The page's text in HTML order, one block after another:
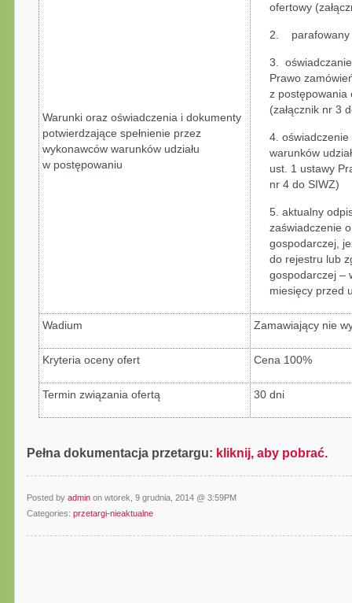
Warunki oraz oświadczenia i dokumenty
potwierdzające spełnienie przez
wykonawców warunków udziału
w postępowaniu
ofertowy
2. parafowany
3.
Prawo
z postępowania
(załącznik nr 3
4. oświadczenie
warunków
ust. 1 ustawy
nr 4 do SIWZ)
5. aktualny
zaświadczenie
gospodarczej,
do rejestru lub
gospodarczej –
miesięcy przed
Wadium Zamawiający nie
Kryteria oceny ofert Cena 100%
Termin związania ofertą 30 dni
Pełna dokumentacja przetargu: kliknij, aby pobrać.
Posted by admin on wtorek, 9 grudnia, 2014 @ 3:59PM
Categories: przetargi-nieaktualne